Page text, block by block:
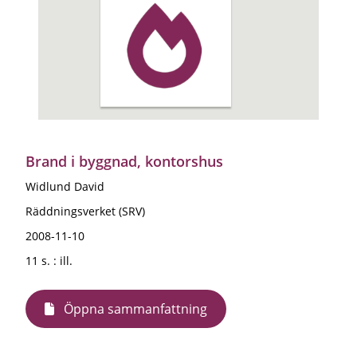
Brand i byggnad, kontorshus
Widlund David
Räddningsverket (SRV)
2008-11-10
11 s. : ill.
Öppna sammanfattning